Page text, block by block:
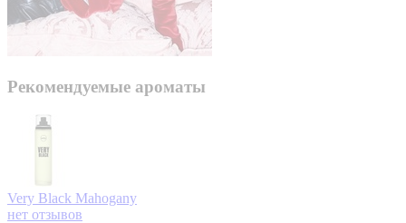
Рекомендуемые ароматы
Very Black Mahogany
нет отзывов